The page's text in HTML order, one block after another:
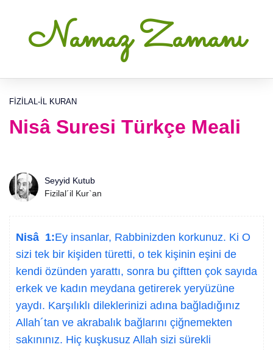
Namaz Zamanı
FIZILAL-IL KURAN
Nisâ Suresi Türkçe Meali
Seyyid Kutub
Fizilal´il Kur`an
Nisâ 1:Ey insanlar, Rabbinizden korkunuz. Ki O
sizi tek bir kişiden türetti, o tek kişinin eşini de
kendi özünden yarattı, sonra bu çiftten çok sayıda
erkek ve kadın meydana getirerek yeryüzüne
yaydı. Karşılıklı dileklerinizi adına bağladığınız
Allah´tan ve akrabalık bağlarını çiğnemekten
sakınınız. Hiç kuşkusuz Allah sizi sürekli